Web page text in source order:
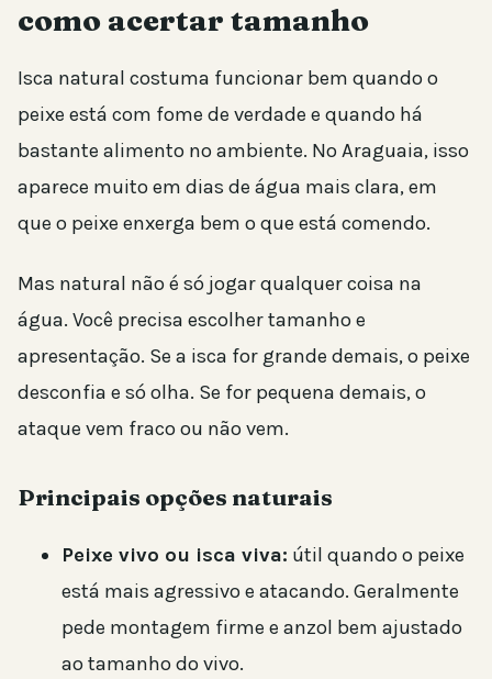
como acertar tamanho
Isca natural costuma funcionar bem quando o
peixe está com fome de verdade e quando há
bastante alimento no ambiente. No Araguaia, isso
aparece muito em dias de água mais clara, em
que o peixe enxerga bem o que está comendo.
Mas natural não é só jogar qualquer coisa na
água. Você precisa escolher tamanho e
apresentação. Se a isca for grande demais, o peixe
desconfia e só olha. Se for pequena demais, o
ataque vem fraco ou não vem.
Principais opções naturais
Peixe vivo ou isca viva: útil quando o peixe
está mais agressivo e atacando. Geralmente
pede montagem firme e anzol bem ajustado
ao tamanho do vivo.